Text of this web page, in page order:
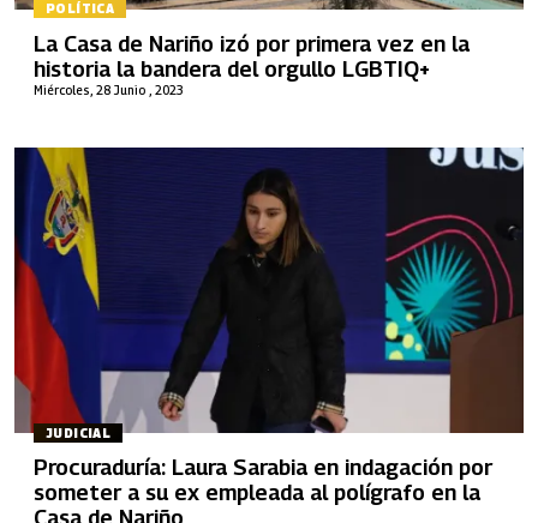
POLÍTICA
Miércoles, 28 Junio , 2023
La Casa de Nariño izó por primera vez en la
historia la bandera del orgullo LGBTIQ+
JUDICIAL
Procuraduría: Laura Sarabia en indagación por
someter a su ex empleada al polígrafo en la
Casa de Nariño